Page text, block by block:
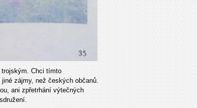
trojským. Chci tímto
zájmy, než českých občanů.
ani zpřetrhání výtečných